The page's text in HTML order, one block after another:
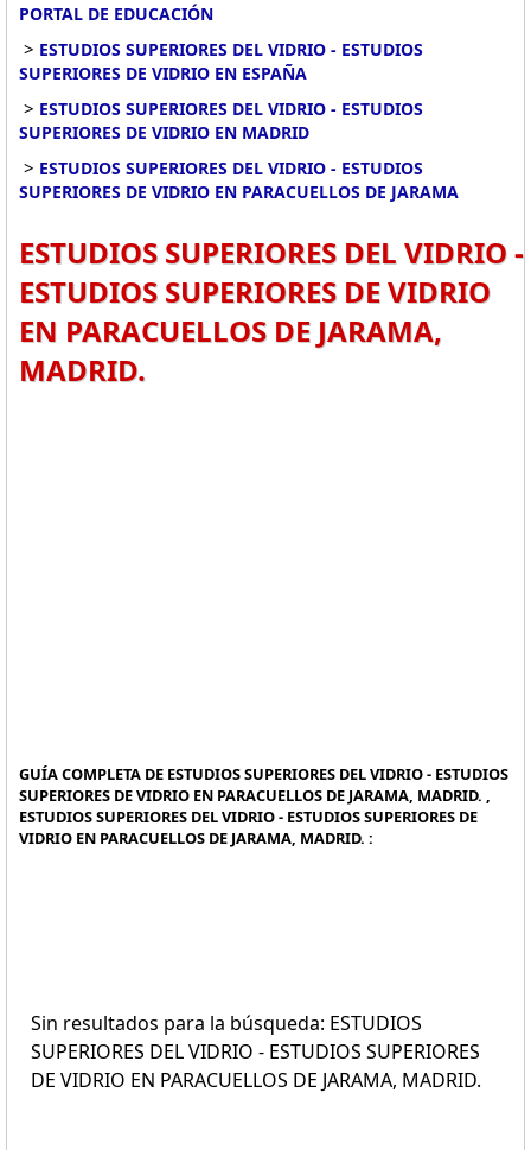
PORTAL DE EDUCACIÓN
> ESTUDIOS SUPERIORES DEL VIDRIO - ESTUDIOS
SUPERIORES DE VIDRIO EN ESPAÑA
> ESTUDIOS SUPERIORES DEL VIDRIO - ESTUDIOS
SUPERIORES DE VIDRIO EN MADRID
> ESTUDIOS SUPERIORES DEL VIDRIO - ESTUDIOS
SUPERIORES DE VIDRIO EN PARACUELLOS DE JARAMA
ESTUDIOS SUPERIORES DEL VIDRIO -
ESTUDIOS SUPERIORES DE VIDRIO
EN PARACUELLOS DE JARAMA,
MADRID.
GUÍA COMPLETA DE ESTUDIOS SUPERIORES DEL VIDRIO - ESTUDIOS
SUPERIORES DE VIDRIO EN PARACUELLOS DE JARAMA, MADRID. ,
ESTUDIOS SUPERIORES DEL VIDRIO - ESTUDIOS SUPERIORES DE
VIDRIO EN PARACUELLOS DE JARAMA, MADRID. :
Sin resultados para la búsqueda: ESTUDIOS
SUPERIORES DEL VIDRIO - ESTUDIOS SUPERIORES
DE VIDRIO EN PARACUELLOS DE JARAMA, MADRID.